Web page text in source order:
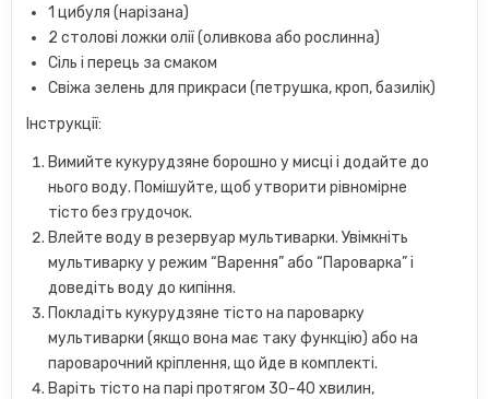
1 цибуля (нарізана)
2 столові ложки олії (оливкова або рослинна)
Сіль і перець за смаком
Свіжа зелень для прикраси (петрушка, кроп, базилік)
Інструкції:
Вимийте кукурудзяне борошно у мисці і додайте до
нього воду. Помішуйте, щоб утворити рівномірне
тісто без грудочок.
Влейте воду в резервуар мультиварки. Увімкніть
мультиварку у режим “Варення” або “Пароварка” і
доведіть воду до кипіння.
Покладіть кукурудзяне тісто на пароварку
мультиварки (якщо вона має таку функцію) або на
пароварочний кріплення, що йде в комплекті.
Варіть тісто на парі протягом 30-40 хвилин,